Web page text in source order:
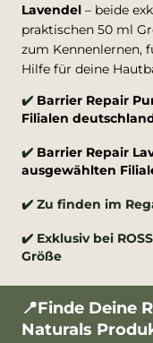
Lavendel – beide
praktischen 50 ml
zum Kennenlernen,
Hilfe für deine
✔️ Barrier Repair
Filialen
✔️ Barrier Repair
ausgewählten
✔️ Zu finden im
✔️ Exklusiv bei
Größe
📍Finde Deine
Naturals